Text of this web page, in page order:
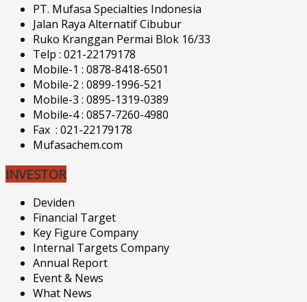
PT. Mufasa Specialties Indonesia
Jalan Raya Alternatif Cibubur
Ruko Kranggan Permai Blok 16/33
Telp : 021-22179178
Mobile-1 : 0878-8418-6501
Mobile-2 : 0899-1996-521
Mobile-3 : 0895-1319-0389
Mobile-4 : 0857-7260-4980
Fax : 021-22179178
Mufasachem.com
INVESTOR
Deviden
Financial Target
Key Figure Company
Internal Targets Company
Annual Report
Event & News
What News